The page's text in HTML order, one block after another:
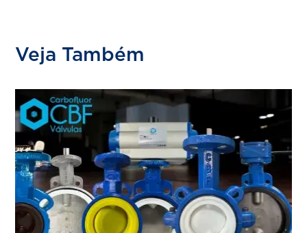
Veja Também